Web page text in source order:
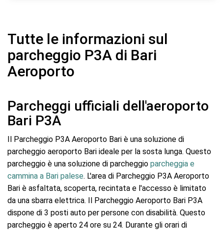
Tutte le informazioni sul
parcheggio P3A di Bari
Aeroporto
Parcheggi ufficiali dell'aeroporto
Bari P3A
Il Parcheggio P3A Aeroporto Bari è una soluzione di
parcheggio aeroporto Bari ideale per la sosta lunga. Questo
parcheggio è una soluzione di parcheggio parcheggia e
cammina a Bari palese. L'area di Parcheggio P3A Aeroporto
Bari è asfaltata, scoperta, recintata e l'accesso è limitato
da una sbarra elettrica. Il Parcheggio Aeroporto Bari P3A
dispone di 3 posti auto per persone con disabilità. Questo
parcheggio è aperto 24 ore su 24. Durante gli orari di